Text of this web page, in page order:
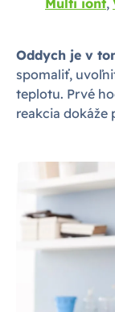
Oddych je v
spomaliť,
teplotu. Prvé
reakcia dokáže